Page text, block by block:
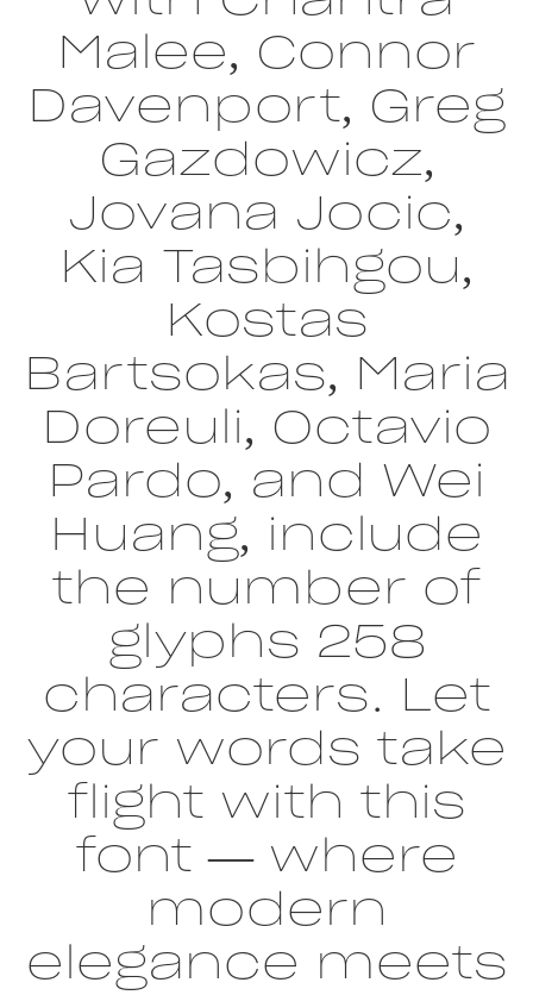
Malee, Connor
Davenport, Greg
Gazdowicz,
Jovana Jocic,
Kia Tasbihgou,
Kostas
Bartsokas, Maria
Doreuli, Octavio
Pardo, and Wei
Huang, include
the number of
glyphs 258
characters. Let
your words take
flight with this
font — where
modern
elegance meets